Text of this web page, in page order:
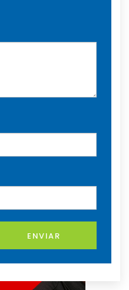
ENVIAR